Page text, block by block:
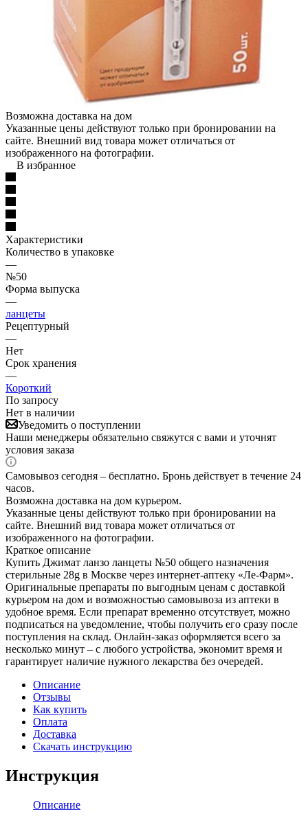
Возможна доставка на дом
Указанные цены действуют только при бронировании на
сайте. Внешний вид товара может отличаться от
изображенного на фотографии.
В избранное
Характеристики
Количество в упаковке
—
№50
Форма выпуска
—
ланцеты
Рецептурный
—
Нет
Срок хранения
—
Короткий
По запросу
Нет в наличии
Уведомить о поступлении
Наши менеджеры обязательно свяжутся с вами и уточнят
условия заказа
Самовывоз сегодня – бесплатно. Бронь действует в течение 24
часов.
Возможна доставка на дом курьером.
Указанные цены действуют только при бронировании на
сайте. Внешний вид товара может отличаться от
изображенного на фотографии.
Краткое описание
Купить Джимат ланзо ланцеты №50 общего назначения
стерильные 28g в Москве через интернет-аптеку «Ле-Фарм».
Оригинальные препараты по выгодным ценам с доставкой
курьером на дом и возможностью самовывоза из аптеки в
удобное время. Если препарат временно отсутствует, можно
подписаться на уведомление, чтобы получить его сразу после
поступления на склад. Онлайн-заказ оформляется всего за
несколько минут – с любого устройства, экономит время и
гарантирует наличие нужного лекарства без очередей.
Описание
Отзывы
Как купить
Оплата
Доставка
Скачать инструкцию
Инструкция
Описание